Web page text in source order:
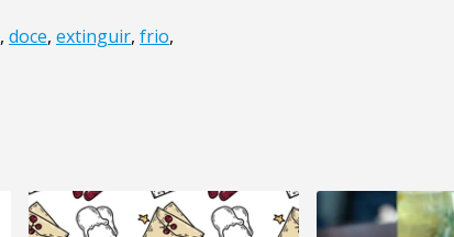
, doce, extinguir, frio,